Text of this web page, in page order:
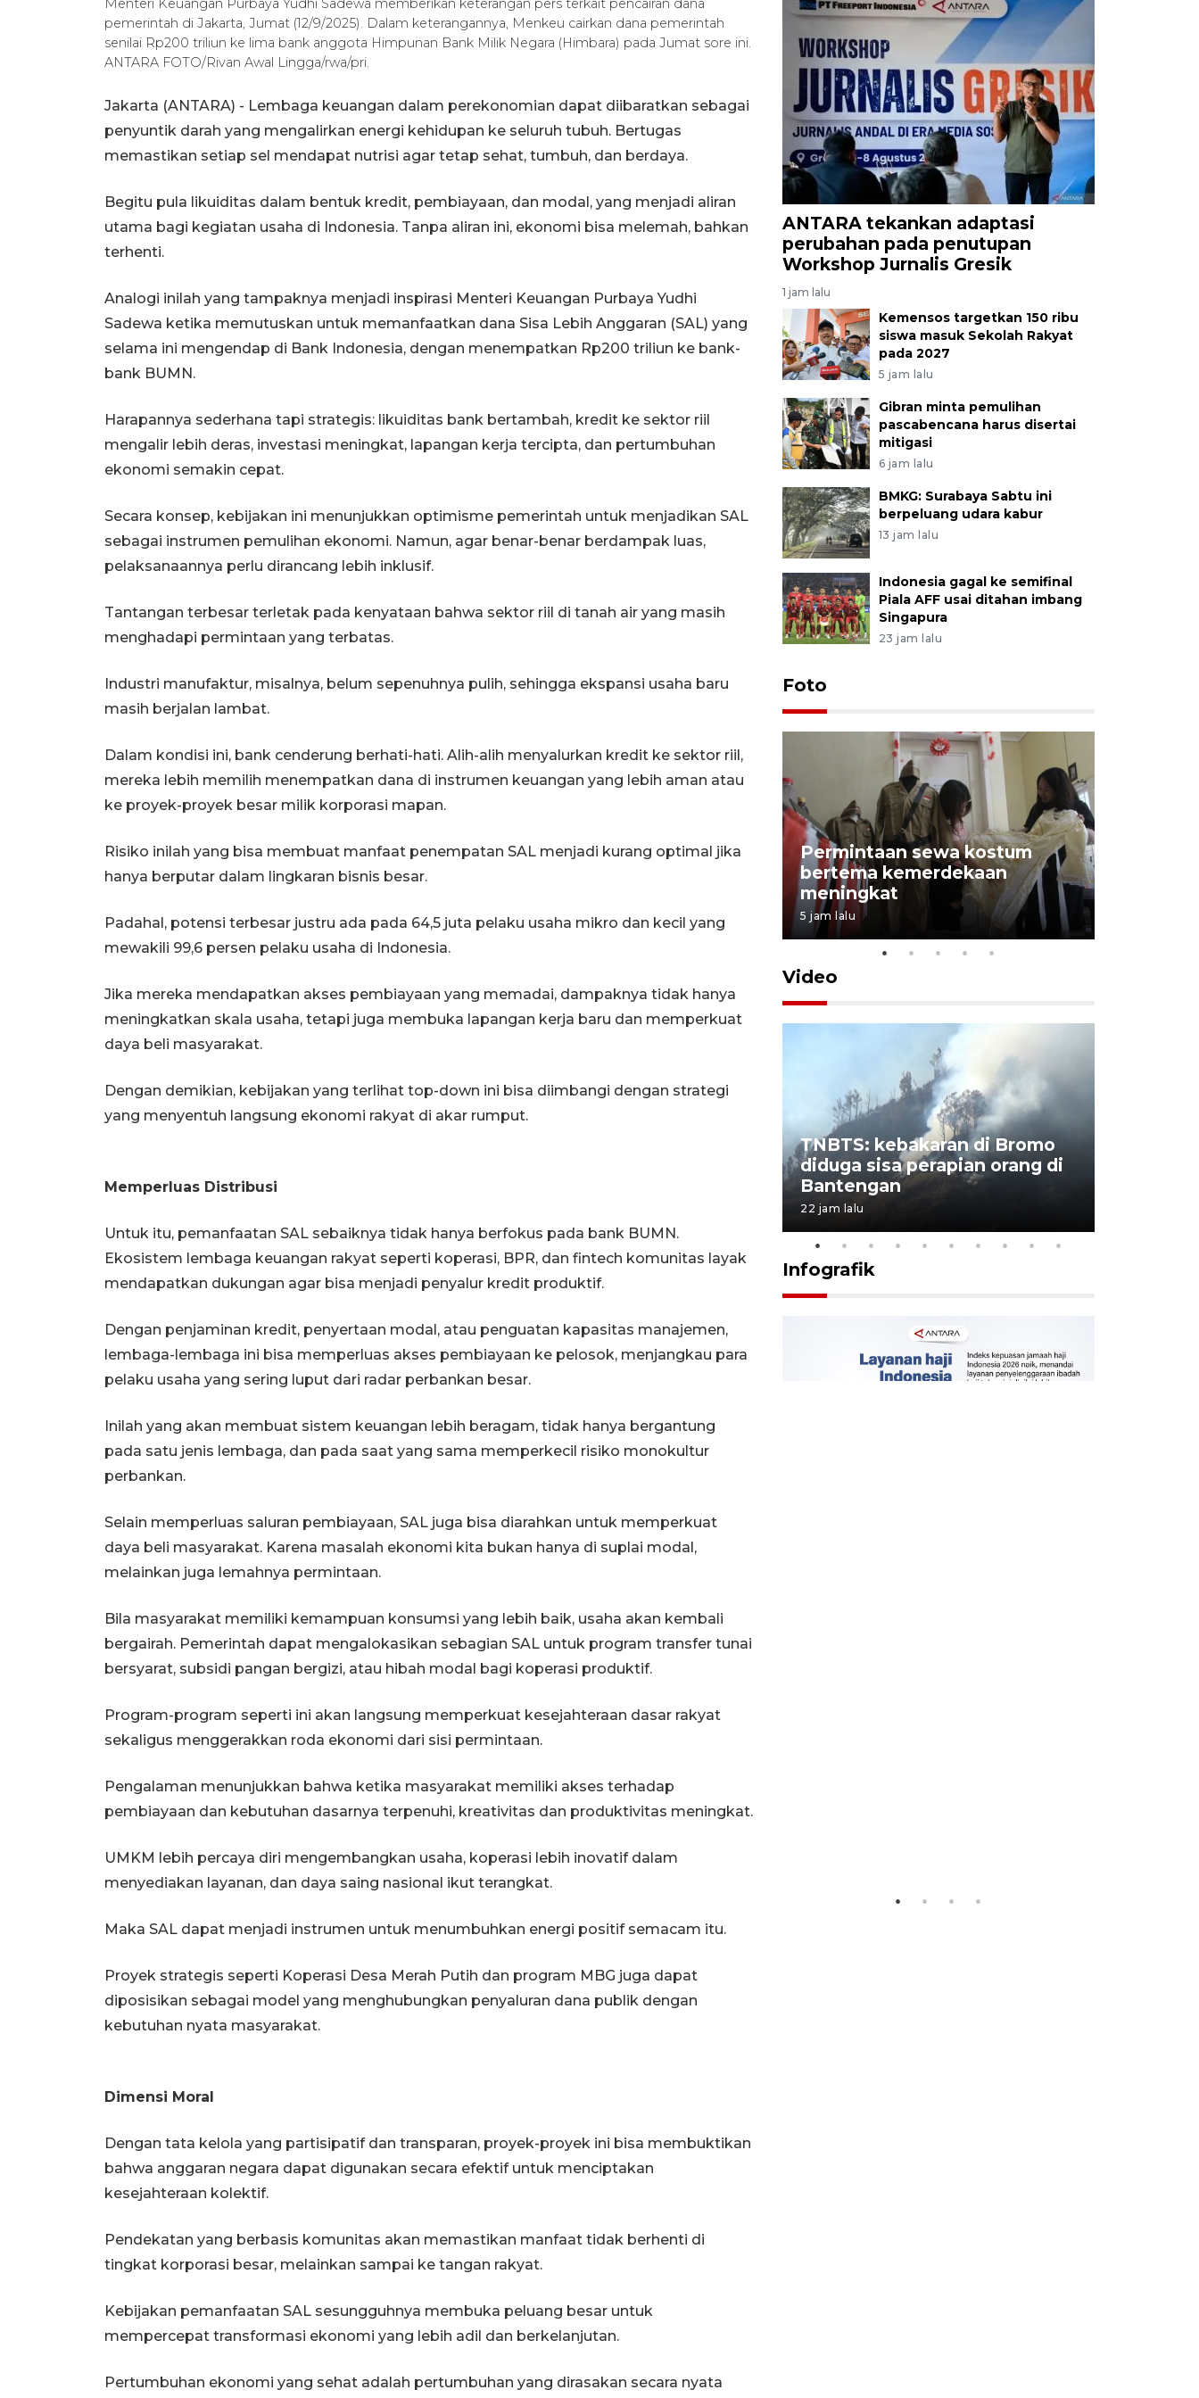
Menteri Keuangan Purbaya Yudhi Sadewa memberikan keterangan pers terkait pencairan dana
pemerintah di Jakarta, Jumat (12/9/2025). Dalam keterangannya, Menkeu cairkan dana pemerintah
senilai Rp200 triliun ke lima bank anggota Himpunan Bank Milik Negara (Himbara) pada Jumat sore ini.
ANTARA FOTO/Rivan Awal Lingga/rwa/pri.
Jakarta (ANTARA) - Lembaga keuangan dalam perekonomian dapat diibaratkan sebagai
penyuntik darah yang mengalirkan energi kehidupan ke seluruh tubuh. Bertugas
memastikan setiap sel mendapat nutrisi agar tetap sehat, tumbuh, dan berdaya.
Begitu pula likuiditas dalam bentuk kredit, pembiayaan, dan modal, yang menjadi aliran
utama bagi kegiatan usaha di Indonesia. Tanpa aliran ini, ekonomi bisa melemah, bahkan
terhenti.
Analogi inilah yang tampaknya menjadi inspirasi Menteri Keuangan Purbaya Yudhi
Sadewa ketika memutuskan untuk memanfaatkan dana Sisa Lebih Anggaran (SAL) yang
selama ini mengendap di Bank Indonesia, dengan menempatkan Rp200 triliun ke bank-
bank BUMN.
Harapannya sederhana tapi strategis: likuiditas bank bertambah, kredit ke sektor riil
mengalir lebih deras, investasi meningkat, lapangan kerja tercipta, dan pertumbuhan
ekonomi semakin cepat.
Secara konsep, kebijakan ini menunjukkan optimisme pemerintah untuk menjadikan SAL
sebagai instrumen pemulihan ekonomi. Namun, agar benar-benar berdampak luas,
pelaksanaannya perlu dirancang lebih inklusif.
Tantangan terbesar terletak pada kenyataan bahwa sektor riil di tanah air yang masih
menghadapi permintaan yang terbatas.
Industri manufaktur, misalnya, belum sepenuhnya pulih, sehingga ekspansi usaha baru
masih berjalan lambat.
Dalam kondisi ini, bank cenderung berhati-hati. Alih-alih menyalurkan kredit ke sektor riil,
mereka lebih memilih menempatkan dana di instrumen keuangan yang lebih aman atau
ke proyek-proyek besar milik korporasi mapan.
Risiko inilah yang bisa membuat manfaat penempatan SAL menjadi kurang optimal jika
hanya berputar dalam lingkaran bisnis besar.
Padahal, potensi terbesar justru ada pada 64,5 juta pelaku usaha mikro dan kecil yang
mewakili 99,6 persen pelaku usaha di Indonesia.
Jika mereka mendapatkan akses pembiayaan yang memadai, dampaknya tidak hanya
meningkatkan skala usaha, tetapi juga membuka lapangan kerja baru dan memperkuat
daya beli masyarakat.
Dengan demikian, kebijakan yang terlihat top-down ini bisa diimbangi dengan strategi
yang menyentuh langsung ekonomi rakyat di akar rumput.
Memperluas Distribusi
Untuk itu, pemanfaatan SAL sebaiknya tidak hanya berfokus pada bank BUMN.
Ekosistem lembaga keuangan rakyat seperti koperasi, BPR, dan fintech komunitas layak
mendapatkan dukungan agar bisa menjadi penyalur kredit produktif.
Dengan penjaminan kredit, penyertaan modal, atau penguatan kapasitas manajemen,
lembaga-lembaga ini bisa memperluas akses pembiayaan ke pelosok, menjangkau para
pelaku usaha yang sering luput dari radar perbankan besar.
Inilah yang akan membuat sistem keuangan lebih beragam, tidak hanya bergantung
pada satu jenis lembaga, dan pada saat yang sama memperkecil risiko monokultur
perbankan.
Selain memperluas saluran pembiayaan, SAL juga bisa diarahkan untuk memperkuat
daya beli masyarakat. Karena masalah ekonomi kita bukan hanya di suplai modal,
melainkan juga lemahnya permintaan.
Bila masyarakat memiliki kemampuan konsumsi yang lebih baik, usaha akan kembali
bergairah. Pemerintah dapat mengalokasikan sebagian SAL untuk program transfer tunai
bersyarat, subsidi pangan bergizi, atau hibah modal bagi koperasi produktif.
Program-program seperti ini akan langsung memperkuat kesejahteraan dasar rakyat
sekaligus menggerakkan roda ekonomi dari sisi permintaan.
Pengalaman menunjukkan bahwa ketika masyarakat memiliki akses terhadap
pembiayaan dan kebutuhan dasarnya terpenuhi, kreativitas dan produktivitas meningkat.
UMKM lebih percaya diri mengembangkan usaha, koperasi lebih inovatif dalam
menyediakan layanan, dan daya saing nasional ikut terangkat.
Maka SAL dapat menjadi instrumen untuk menumbuhkan energi positif semacam itu.
Proyek strategis seperti Koperasi Desa Merah Putih dan program MBG juga dapat
diposisikan sebagai model yang menghubungkan penyaluran dana publik dengan
kebutuhan nyata masyarakat.
Dimensi Moral
Dengan tata kelola yang partisipatif dan transparan, proyek-proyek ini bisa membuktikan
bahwa anggaran negara dapat digunakan secara efektif untuk menciptakan
kesejahteraan kolektif.
Pendekatan yang berbasis komunitas akan memastikan manfaat tidak berhenti di
tingkat korporasi besar, melainkan sampai ke tangan rakyat.
Kebijakan pemanfaatan SAL sesungguhnya membuka peluang besar untuk
mempercepat transformasi ekonomi yang lebih adil dan berkelanjutan.
Pertumbuhan ekonomi yang sehat adalah pertumbuhan yang dirasakan secara nyata
ANTARA tekankan adaptasi
perubahan pada penutupan
Workshop Jurnalis Gresik
1 jam lalu
Kemensos targetkan 150 ribu
siswa masuk Sekolah Rakyat
pada 2027
5 jam lalu
Gibran minta pemulihan
pascabencana harus disertai
mitigasi
6 jam lalu
BMKG: Surabaya Sabtu ini
berpeluang udara kabur
13 jam lalu
Indonesia gagal ke semifinal
Piala AFF usai ditahan imbang
Singapura
23 jam lalu
Foto
7 Agustus 2026 14:36
Permintaan sewa kostum
bertema kemerdekaan
meningkat
5 jam lalu
Video
TNBTS: kebakaran di Bromo
diduga sisa perapian orang di
Bantengan
22 jam lalu
Infografik
160 ribu sambungan baru
2026-08-07 18:00:00